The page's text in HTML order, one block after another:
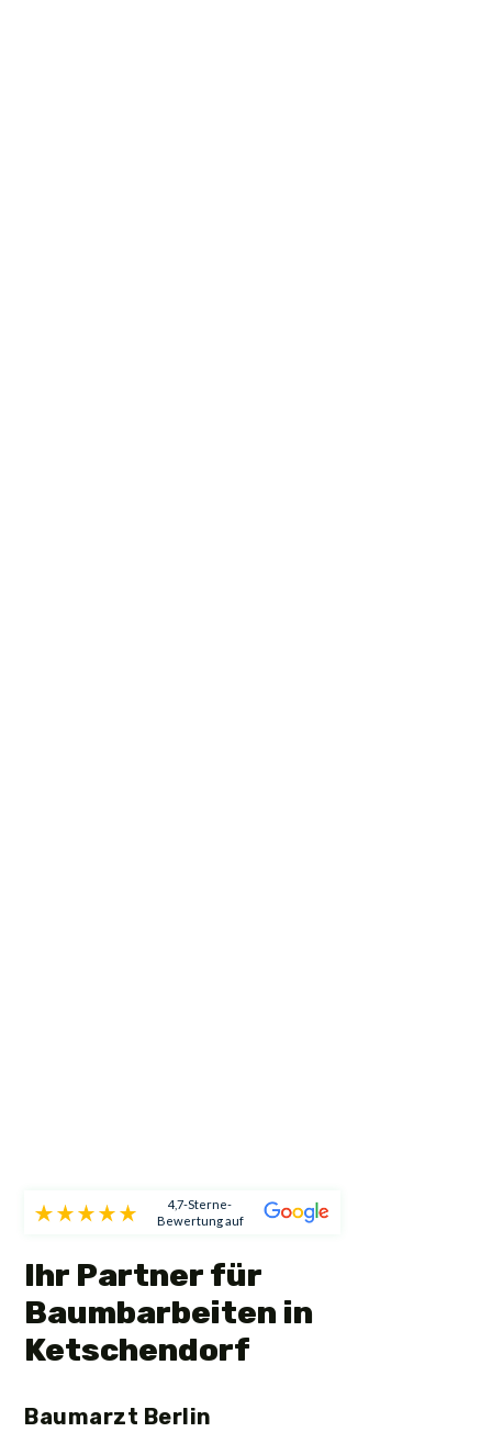
4,7-Sterne-
Bewertung auf
Ihr Partner für
Baumbarbeiten in
Ketschendorf
Baumarzt Berlin